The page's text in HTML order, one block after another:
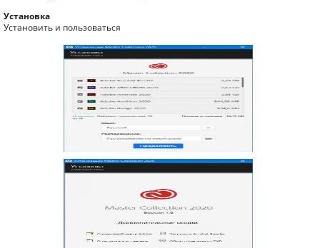
Установка
Установить и пользоваться